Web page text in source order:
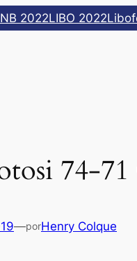
2022LIBO 2022
74-
—porHenry Colque